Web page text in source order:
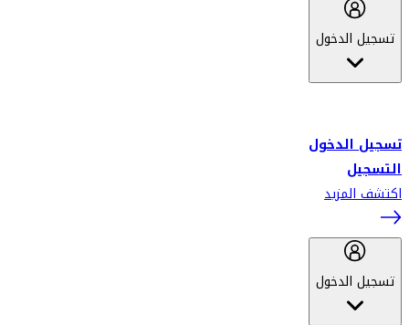
تسجيل الدخول
تسجيل الدخول
التسجيل
اكتشف المزيد
تسجيل الدخول